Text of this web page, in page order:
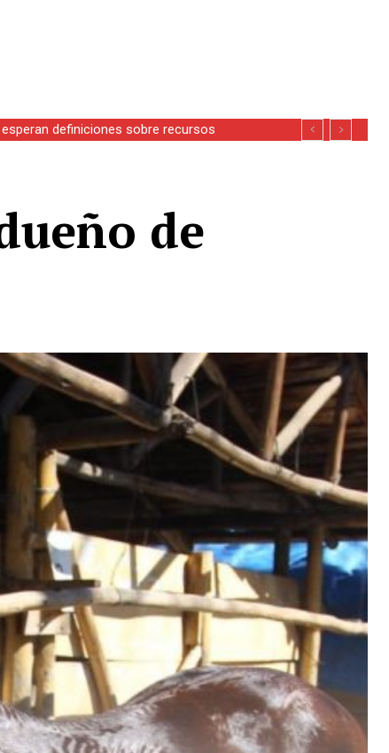
definiciones sobre recursos
de